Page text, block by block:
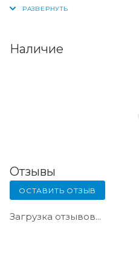
Наличие
Отзывы
ОСТАВИТЬ ОТЗЫВ
Загрузка отзывов...